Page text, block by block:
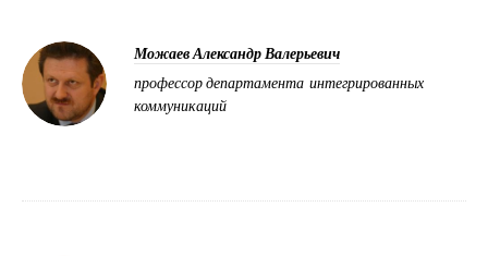
Можаев Александр Валерьевич
профессор департамента интегрированных
коммуникаций